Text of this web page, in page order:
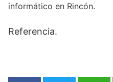
informático en Rincón.
Referencia.